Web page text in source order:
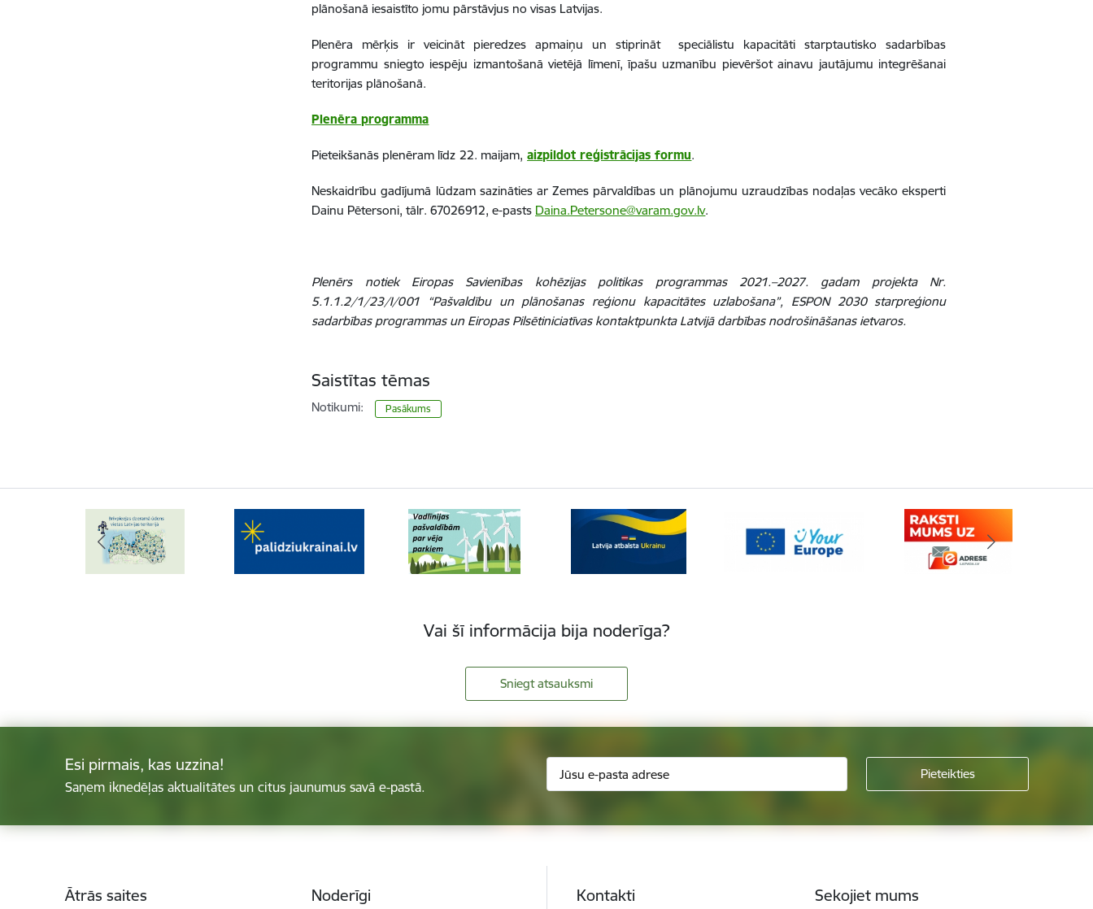
plānošanā iesaistīto jomu pārstāvjus no visas Latvijas.
Plenēra mērķis ir veicināt pieredzes apmaiņu un stiprināt
speciālistu kapacitāti starptautisko sadarbības
programmu sniegto iespēju izmantošanā vietējā līmenī, īpašu uzmanību pievēršot ainavu jautājumu integrēšanai
teritorijas plānošanā.
Plenēra programma
Pieteikšanās plenēram līdz 22. maijam, aizpildot reģistrācijas formu.
Neskaidrību gadījumā lūdzam sazināties ar Zemes pārvaldības un plānojumu uzraudzības nodaļas vecāko eksperti
Dainu Pētersoni, tālr. 67026912, e-pasts Daina.Petersone@varam.gov.lv.
Plenērs notiek Eiropas Savienības kohēzijas politikas programmas 2021.–2027. gadam projekta Nr.
5.1.1.2/1/23/I/001 “Pašvaldību un plānošanas reģionu kapacitātes uzlabošana”, ESPON 2030 starpreģionu
sadarbības programmas un Eiropas Pilsētiniciatīvas kontaktpunkta Latvijā darbības nodrošināšanas ietvaros.
Saistītas tēmas
Notikumi: Pasākums
Vai šī informācija bija noderīga?
Sniegt atsauksmi
Esi pirmais, kas uzzina!
Saņem iknedēļas aktualitātes un citus jaunumus savā e-pastā.
Ātrās saites Noderīgi Kontakti Sekojiet mums